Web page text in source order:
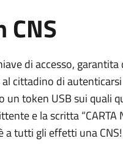
di accesso,
cittadino di
un token USB sui quali
e la scritta “CARTA
a tutti gli effetti una CNS!